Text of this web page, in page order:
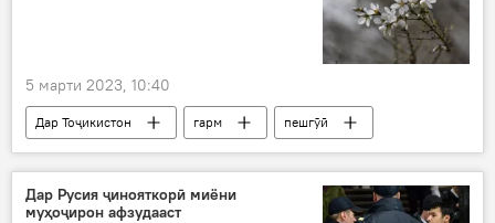
5 марти 2023, 10:40
Дар Тоҷикистон гарм
пешгӯӣ
Обу ҳаво
Душанбе
ВМКБ
Суғд
Дар Русия ҷинояткорӣ миёни
муҳоҷирон афзудааст